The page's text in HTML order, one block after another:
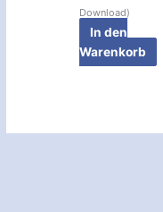
Download)
In den
Warenkorb